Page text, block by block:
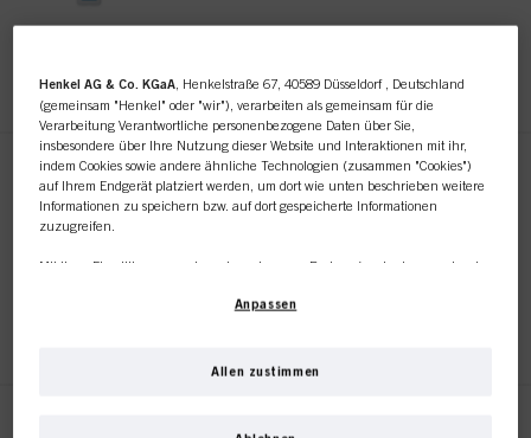
Natur Styling Classic 1 1000
ml
Natur Styling Classic 2 1000
Henkel AG & Co. KGaA , Henkelstraße 67, 40589 Düsseldorf , Deutschland
(gemeinsam "Henkel" oder "wir"), verarbeiten als gemeinsam für die
Verarbeitung Verantwortliche personenbezogene Daten über Sie,
insbesondere über Ihre Nutzung dieser Website und Interaktionen mit ihr,
indem Cookies sowie andere ähnliche Technologien (zusammen "Cookies")
auf Ihrem Endgerät platziert werden, um dort wie unten beschrieben weitere
Informationen zu speichern bzw. auf dort gespeicherte Informationen
zuzugreifen.
Mit Ihrer Einwilligung werden wir und unsere Partner (auch als separate oder
Datenschutzerklärung im Abschnitt "Cookies, Pixel, Fingerprints und ähnliche
messen und zu optimieren, um Ihnen Funktionalitäten zur Verbesserung
Ihre geschäftlichen Interaktionen mit uns (bzw. solche des Unternehmens, für
Anpassen
Allen zustimmen